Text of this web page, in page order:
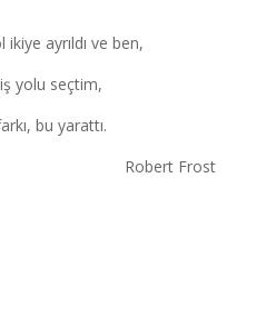
ayrıldı ve ben,
yolu seçtim,
bu yarattı.
Robert Frost